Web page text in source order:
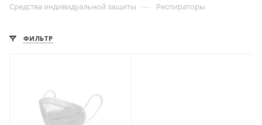
Средства индивидуальной защиты — Респираторы
ФИЛЬТР